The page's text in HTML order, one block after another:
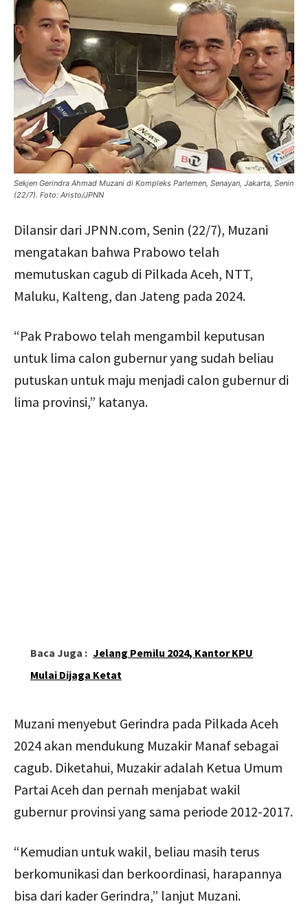
Sekjen Gerindra Ahmad Muzani di Kompleks Parlemen, Senayan, Jakarta, Senin
(22/7). Foto: Aristo/JPNN
Dilansir dari JPNN.com, Senin (22/7), Muzani
mengatakan bahwa Prabowo telah
memutuskan cagub di Pilkada Aceh, NTT,
Maluku, Kalteng, dan Jateng pada 2024.
“Pak Prabowo telah mengambil keputusan
untuk lima calon gubernur yang sudah beliau
putuskan untuk maju menjadi calon gubernur di
lima provinsi,” katanya.
Baca Juga : Jelang Pemilu 2024, Kantor KPU
Mulai Dijaga Ketat
Muzani menyebut Gerindra pada Pilkada Aceh
2024 akan mendukung Muzakir Manaf sebagai
cagub. Diketahui, Muzakir adalah Ketua Umum
Partai Aceh dan pernah menjabat wakil
gubernur provinsi yang sama periode 2012-2017.
“Kemudian untuk wakil, beliau masih terus
berkomunikasi dan berkoordinasi, harapannya
bisa dari kader Gerindra,” lanjut Muzani.